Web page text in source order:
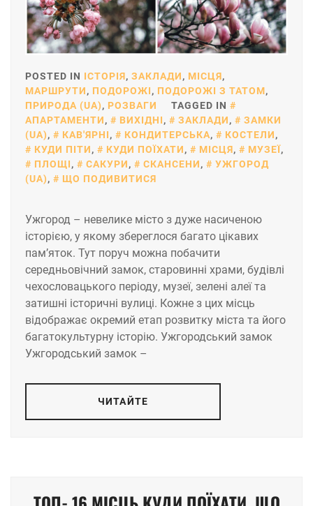
POSTED IN ІСТОРІЯ, ЗАКЛАДИ, МІСЦЯ,
МАРШРУТИ, ПОДОРОЖІ, ПОДОРОЖІ З ТАТОМ,
ПРИРОДА (UA), РОЗВАГИ
TAGGED IN
АПАРТАМЕНТИ, ВИХІДНІ, ЗАКЛАДИ,
ЗАМКИ
(UA), КАВ'ЯРНІ, КОНДИТЕРСЬКА, КОСТЕЛИ,
КУДИ ПІТИ, КУДИ ПОЇХАТИ, МІСЦЯ, МУЗЕЇ,
ПЛОЩІ, САКУРИ, СКАНСЕНИ,
УЖГОРОД
(UA), ЩО ПОДИВИТИСЯ
Ужгород – невелике місто з дуже насиченою
історією, у якому збереглося багато цікавих
пам’яток. Тут поруч можна побачити
середньовічний замок, старовинні храми, будівлі
чехословацького періоду, музеї, зелені алеї та
затишні історичні вулиці. Кожне з цих місць
відображає окремий етап розвитку міста та його
багатокультурну історію. Ужгородський замок
Ужгородський замок –
ЧИТАЙТЕ